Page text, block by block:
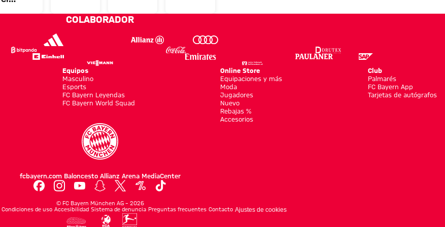
miércoles
en
en las
tiendas
Bayern
del FC
Bayern
baloncesto
y la
COLABORADOR
Equipos
Masculino
Esports
FC Bayern Leyendas
FC Bayern World Squad
Online Store
Equipaciones y más
Moda
Jugadores
Nuevo
Rebajas %
Accesorios
Club
Palmarés
FC Bayern App
Tarjetas de autógrafos
fcbayern.com Baloncesto Allianz Arena MediaCenter
© FC Bayern München AG – 2026
Condiciones de uso Accesibilidad Sistema de denuncia Preguntas frecuentes Contacto Ajustes de cookies